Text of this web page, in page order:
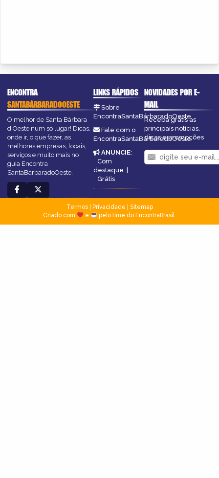
ENCONTRA
SANTABÁRBARADOOESTE
O melhor de Santa Bárbara
d’Oeste num só lugar! Dicas,
onde ir, o que fazer, as
melhores empresas, locais,
serviços e muito mais no
guia Encontra
SantaBárbaradoOeste.
LINKS RÁPIDOS
Sobre
EncontraSantaBárbaradoOeste
Fale com o
EncontraSantaBárbaradoOeste
ANUNCIE:
Com
destaque |
Grátis
NOVIDADES POR E-
MAIL
Receba grátis as
principais notícias,
dicas e promoções
Termos| Privacidade
Sitemap
Criado com
e pelo time do EncontraBrasil